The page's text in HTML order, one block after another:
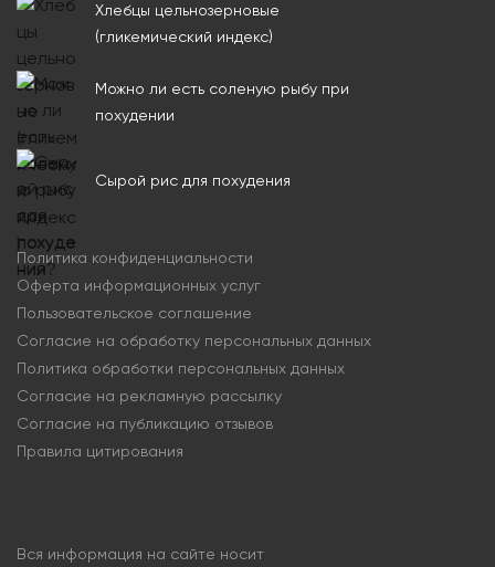
Вся информация на сайте носит
Хлебцы цельнозерновые
(гликемический индекс)
Можно ли есть соленую рыбу при
похудении
Сырой рис для похудения
Политика конфиденциальности
Оферта информационных услуг
Пользовательское соглашение
Согласие на обработку персональных данных
Политика обработки персональных данных
Согласие на рекламную рассылку
Согласие на публикацию отзывов
Правила цитирования